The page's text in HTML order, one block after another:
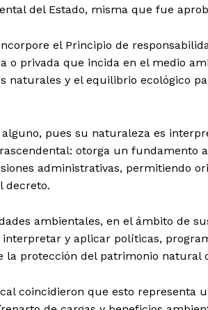
del Estado, misma que fue
el Principio de
o privada que incida en el medio
naturales y el equilibrio ecológico
pues su naturaleza es
otorga un fundamento
administrativas, permitiendo
decreto.
ambientales, en el ámbito de
y aplicar políticas,
la protección del patrimonio natural
coincidieron que esto representa